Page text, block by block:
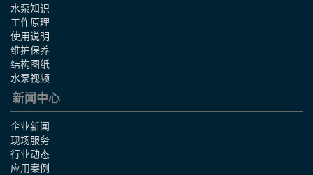
水泵知识
工作原理
使用说明
维护保养
结构图纸
水泵视频
新闻中心
企业新闻
现场服务
行业动态
应用案例